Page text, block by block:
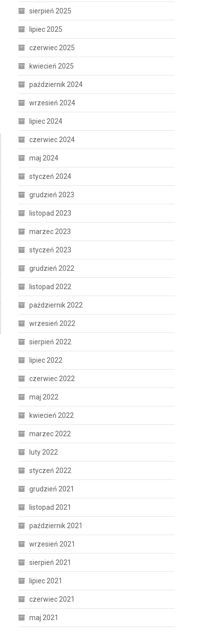
sierpień 2025
lipiec 2025
czerwiec 2025
kwiecień 2025
październik 2024
wrzesień 2024
lipiec 2024
czerwiec 2024
maj 2024
styczeń 2024
grudzień 2023
listopad 2023
marzec 2023
styczeń 2023
grudzień 2022
listopad 2022
październik 2022
wrzesień 2022
sierpień 2022
lipiec 2022
czerwiec 2022
maj 2022
kwiecień 2022
marzec 2022
luty 2022
styczeń 2022
grudzień 2021
listopad 2021
październik 2021
wrzesień 2021
sierpień 2021
lipiec 2021
czerwiec 2021
maj 2021